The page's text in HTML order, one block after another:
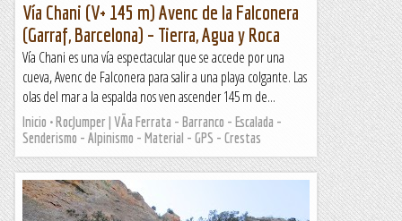
Vía Chani (V+ 145 m) Avenc de la Falconera
(Garraf, Barcelona) – Tierra, Agua y Roca
Vía Chani es una vía espectacular que se accede por una
cueva, Avenc de Falconera para salir a una playa colgante. Las
olas del mar a la espalda nos ven ascender 145 m de...
Inicio • RocJumper | VÃ­a Ferrata - Barranco - Escalada -
Senderismo - Alpinismo - Material - GPS - Crestas